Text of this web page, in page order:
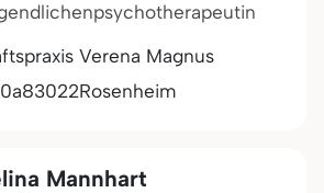
Verena Magnus
83022Rosenheim
Mannhart